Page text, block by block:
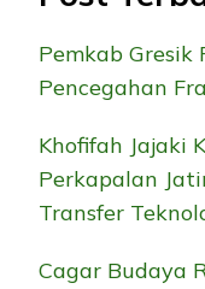
Pemkab Gresik
Pencegahan
Khofifah Jajaki
Perkapalan
Transfer
Cagar Budaya